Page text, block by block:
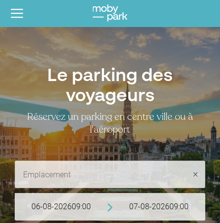
Le parking des
voyageurs
Réservez un parking en centre ville ou à
l'aéroport
06-08-202609:00 07-08-202609:00